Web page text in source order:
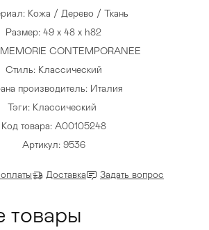
Кожа / Дерево / Ткань
Размер: 49 x 48 x h82
CONTEMPORANEE
Стиль: Классический
производитель: Италия
Тэги: Классический
Код товара: A00105248
Артикул: 9536
Доставка Задать вопрос
товары